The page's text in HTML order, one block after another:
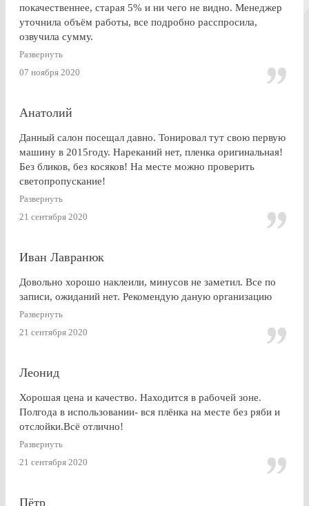
покачественнее, старая 5% и ни чего не видно. Менеджер
уточнила объём работы, все подробно расспросила,
озвучила сумму.
По Работе и в целом претензии нет. Только опоздала к
завершении работ, машина ждала уже готовая меня. Жаль,
что заранее не позвонили.
Развернуть
07 ноября 2020
Анатолий
Данный салон посещал давно. Тонировал тут свою первую
машину в 2015году. Нареканий нет, пленка оригинальная!
Без бликов, без косяков! На месте можно проверить
светопропускание!
Развернуть
21 сентября 2020
Иван Лавранюк
Довольно хорошо наклеили, минусов не заметил. Все по
записи, ожиданий нет. Рекомендую даную организацию
Развернуть
21 сентября 2020
Леонид
Хорошая цена и качество. Находится в рабочей зоне.
Полгода в использовании- вся плёнка на месте без ряби и
отслойки.Всё отлично!
Развернуть
21 сентября 2020
Пётр